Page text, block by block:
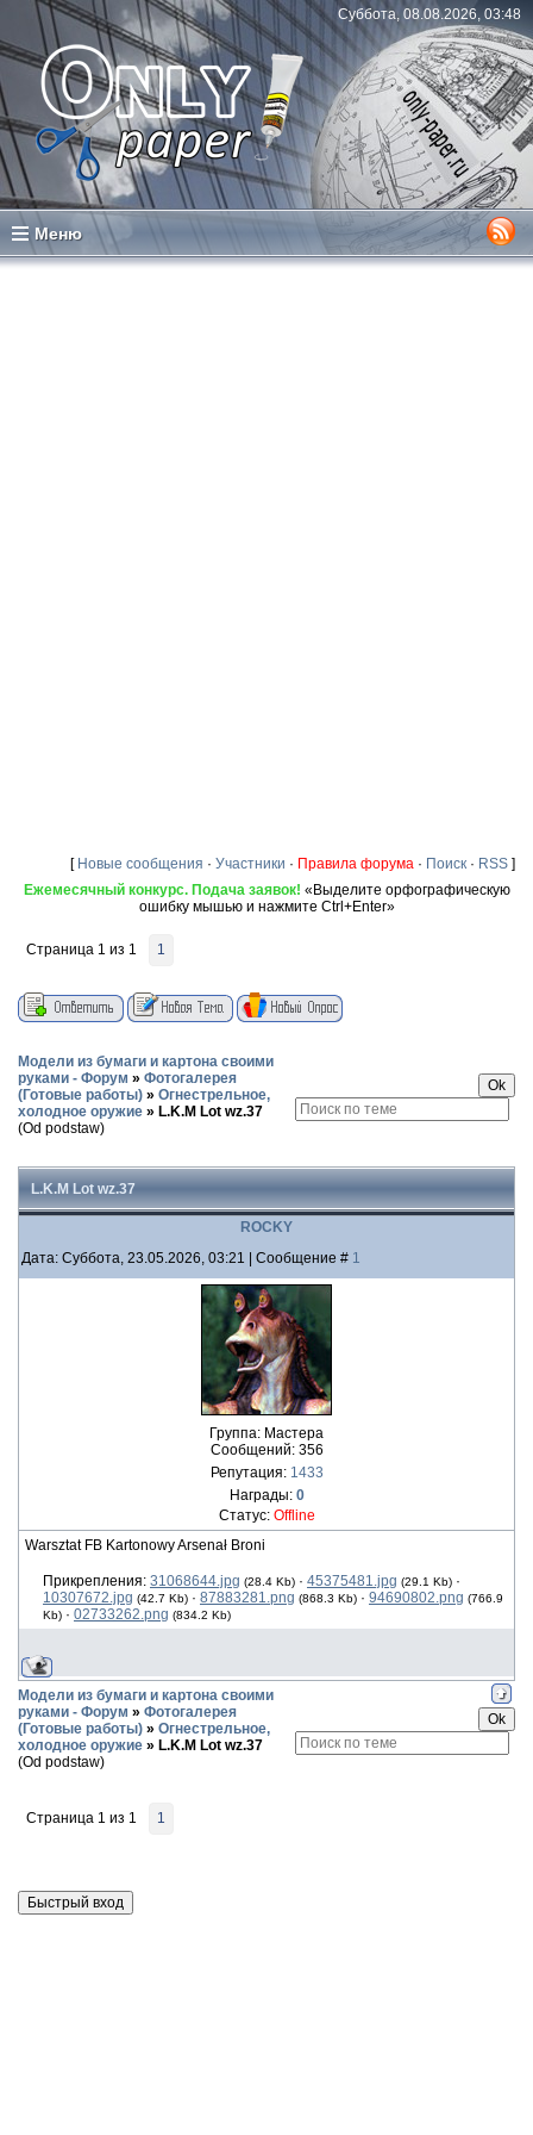
Суббота, 08.08.2026, 03:48
Меню
[ Новые сообщения · Участники · Правила форума · Поиск · RSS ]
Ежемесячный конкурс. Подача заявок! «Выделите орфографическую
ошибку мышью и нажмите Ctrl+Enter»
Страница 1 из 1 1
Модели из бумаги и картона своими
руками - Форум » Фотогалерея
(Готовые работы) » Огнестрельное,
холодное оружие » L.K.M Lot wz.37
(Od podstaw)
L.K.M Lot wz.37
ROCKY
Дата: Суббота, 23.05.2026, 03:21 | Сообщение # 1
Группа: Мастера
Сообщений: 356
Репутация: 1433
Награды: 0
Статус: Offline
Warsztat FB Kartonowy Arsenał Broni
Прикрепления: 31068644.jpg (28.4 Kb) · 45375481.jpg (29.1 Kb) ·
10307672.jpg (42.7 Kb) · 87883281.png (868.3 Kb) · 94690802.png (766.9
Kb) · 02733262.png (834.2 Kb)
Модели из бумаги и картона своими
руками - Форум » Фотогалерея
(Готовые работы) » Огнестрельное,
холодное оружие » L.K.M Lot wz.37
(Od podstaw)
Страница 1 из 1 1